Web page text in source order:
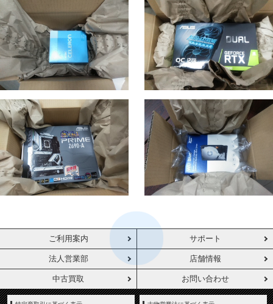
ご利用案内 サポート
法人営業部 店舗情報
中古買取 お問い合わせ